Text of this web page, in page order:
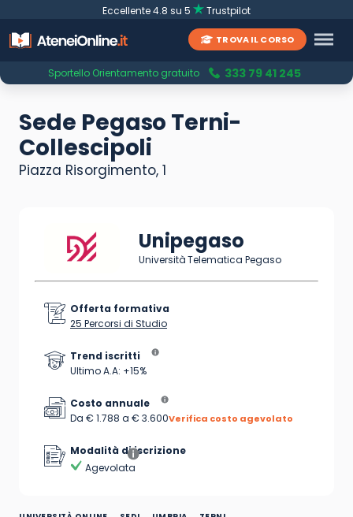
Eccellente 4.8 su 5 Trustpilot
TROVA IL CORSO
Sportello Orientamento gratuito 333 79 41 245
Sede Pegaso Terni-
Collescipoli
Piazza Risorgimento, 1
Unipegaso
Università Telematica Pegaso
Offerta formativa
25 Percorsi di Studio
Trend iscritti
Ultimo A.A: +15%
Costo annuale
Da € 1.788 a € 3.600Verifica costo agevolato
Modalità di iscrizione
Agevolata